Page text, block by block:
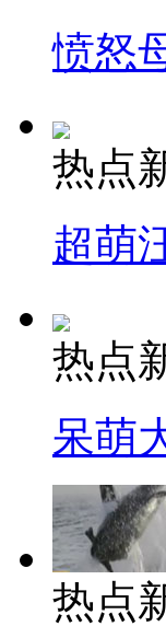
愤怒
热点
超萌
热点
呆萌
热点